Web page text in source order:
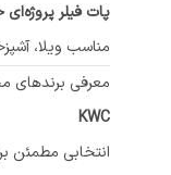
پات فیلر پروژه‌ای
مناسب ویلا،
معرفی برندهای
KWC
انتخابی مطمئن